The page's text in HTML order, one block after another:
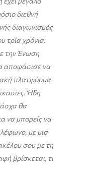
διεθνή
διαγωνισμός
τρία χρόνια.
την Ένωση
αποφάσισε να
πλατφόρμα
Ήδη
θα
να μπορείς να
με μια
σου με τη
βρίσκεται, τι